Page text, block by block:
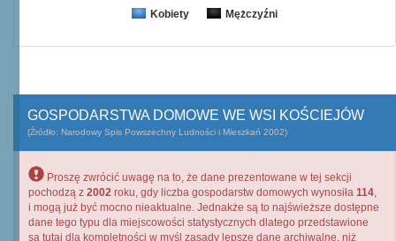
Kobiety Mężczyźni
GOSPODARSTWA DOMOWE WE WSI KOŚCIEJÓW
(Źródło: Narodowy Spis Powszechny Ludności i Mieszkań 2002)
Proszę zwrócić uwagę na to, że dane prezentowane w tej sekcji
pochodzą z 2002 roku, gdy liczba gospodarstw domowych wynosiła 114,
i mogą już być mocno nieaktualne. Jednakże są to najświeższe dostępne
dane tego typu dla miejscowości statystycznych dlatego przedstawione
są tutaj dla kompletności w myśl zasady lepsze dane archiwalne, niż